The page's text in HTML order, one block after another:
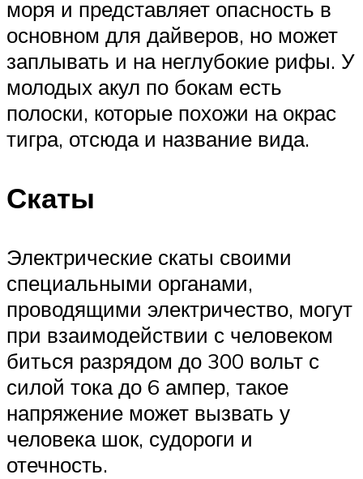
моря и представляет опасность в
основном для дайверов, но может
заплывать и на неглубокие рифы. У
молодых акул по бокам есть
полоски, которые похожи на окрас
тигра, отсюда и название вида.
Скаты
Электрические скаты своими
специальными органами,
проводящими электричество, могут
при взаимодействии с человеком
биться разрядом до 300 вольт с
силой тока до 6 ампер, такое
напряжение может вызвать у
человека шок, судороги и
отечность.